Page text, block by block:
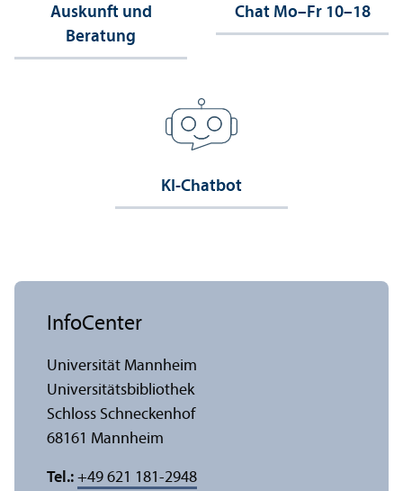
Auskunft und
Beratung
Chat Mo–Fr 10–18
KI-Chatbot
InfoCenter
Universität Mannheim
Universitäts­bibliothek
Schloss Schneckenhof
68161 Mannheim
Tel.: +49 621 181-2948